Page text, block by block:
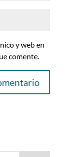
y web en
comente.